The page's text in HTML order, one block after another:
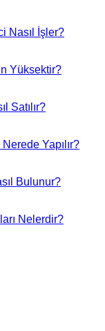
Nasıl İşler?
Yüksektir?
Satılır?
Yapılır?
Bulunur?
Nelerdir?